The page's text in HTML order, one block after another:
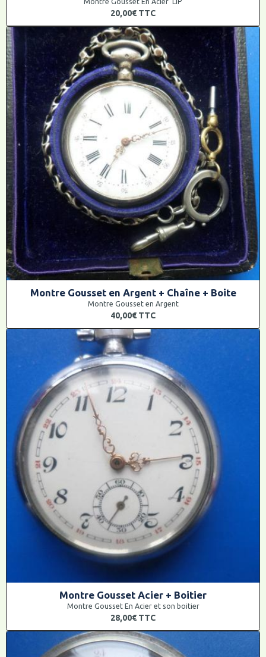
20,00€ TTC
Montre Gousset en Argent + Chaîne + Boite
Montre Gousset en Argent
40,00€ TTC
Montre Gousset Acier + Boitier
Montre Gousset En Acier et son boitier
28,00€ TTC